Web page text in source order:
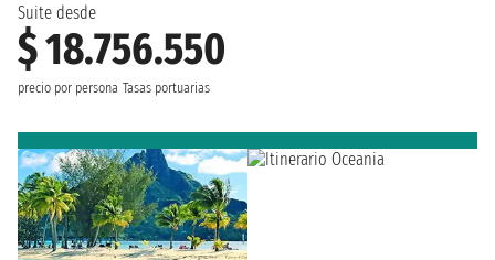
Suite desde
$ 18.756.550
precio por persona Tasas portuarias